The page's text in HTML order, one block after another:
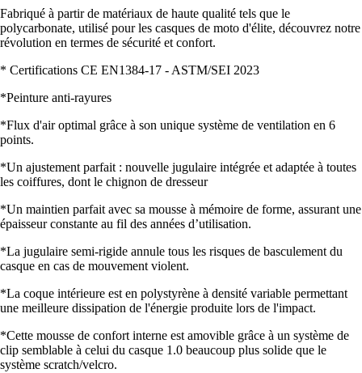
Fabriqué à partir de matériaux de haute qualité tels que le
polycarbonate, utilisé pour les casques de moto d'élite, découvrez notre
révolution en termes de sécurité et confort.
* Certifications CE EN1384-17 - ASTM/SEI 2023
*Peinture anti-rayures
*Flux d'air optimal grâce à son unique système de ventilation en 6
points.
*Un ajustement parfait : nouvelle jugulaire intégrée et adaptée à toutes
les coiffures, dont le chignon de dresseur
*Un maintien parfait avec sa mousse à mémoire de forme, assurant une
épaisseur constante au fil des années d’utilisation.
*La jugulaire semi-rigide annule tous les risques de basculement du
casque en cas de mouvement violent.
*La coque intérieure est en polystyrène à densité variable permettant
une meilleure dissipation de l'énergie produite lors de l'impact.
*Cette mousse de confort interne est amovible grâce à un système de
clip semblable à celui du casque 1.0 beaucoup plus solide que le
système scratch/velcro.